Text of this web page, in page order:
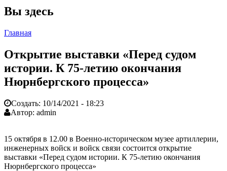
Вы здесь
Главная
Открытие выставки «Перед судом
истории. К 75-летию окончания
Нюрнбергского процесса»
Создать: 10/14/2021 - 18:23
Автор: admin
15 октября в 12.00 в Военно-историческом музее артиллерии,
инженерных войск и войск связи состоится открытие
выставки «Перед судом истории. К 75-летию окончания
Нюрнбергского процесса»